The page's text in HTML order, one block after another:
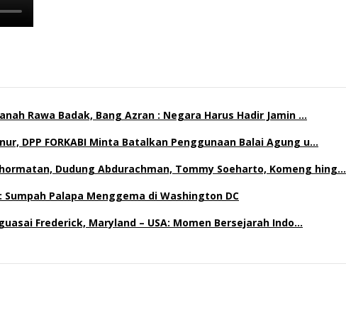
Rawa Badak, Bang Azran : Negara Harus Hadir Jamin …
DPP FORKABI Minta Batalkan Penggunaan Balai Agung u…
Dudung Abdurachman, Tommy Soeharto, Komeng hing…
Sumpah Palapa Menggema di Washington DC
Frederick, Maryland – USA: Momen Bersejarah Indo…